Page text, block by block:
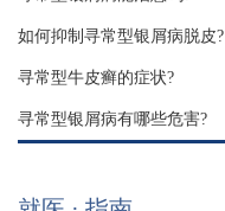
如何抑制寻常型银屑病脱皮?
寻常型牛皮癣的症状?
寻常型银屑病有哪些危害?